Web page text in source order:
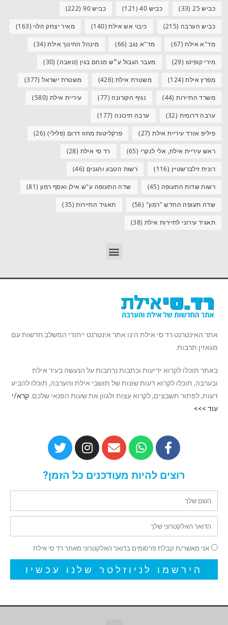
כביש 25 (33) כביש 40 (121) כביש 90 (222)
כביש הערבה (215) כיבוי אש אילת(140) מאיר יצחק הלוי (163)
מד"א אילת(67) מד"א נגב(66) מינהל החינוך אילת(34)
מירי קופיטו (29) מעבר הגבול ע״ש מנחם בגין (טאבה)(30)
מפרץ אילת(124) משטרת אילת (426) משטרת ישראל(377)
משרד התיירות(44) נגיף הקורונה (77) עיריית אילת (580)
ערבה דרומית (32) ערבה תיכונה (177)
פיליפ אזרד עיריית אילת(27) פרקליטות מחוז דרום (פלילי) (26)
ראש עיריית אילת, אלי לנקרי (65) רד סי אילת (28)
רונית זילברשטיין (116) רשות הטבע והגנים (46)
רשות שדות התעופה (45) שדה התעופה ע"ש אילן ואסף רמון (81)
שדה תעופה החדש "רמון" (56) תאגיד התיירות(35)
תאגיד עירוני לתיירות אילת (38)
אתר האינטרנט רד סי אילת הינו אתר אינטרנט ייחודי המשלב חדשות עם
מגאזין תרבות.
באתר תוכלו לקרוא ידיעות וכתבות נרחבות על הנעשה בעיר אילת
ובערבה, תוכלו לקרוא דעות שונות של תושבי אילת והערבה, תוכלו להביע
דעות, לפתור תשבצים, לקרוא עצות ולגוון את שעות הפנאי שלכם. קרא/י
עוד >>>
רוצים להיות מעודכנים כל הזמן?
אני מאשר/ת קבלת פרסומים בדואר האלקטרוני מאתר רד סי אילת
הירשמו לניוזלטר שלנו עכשיו